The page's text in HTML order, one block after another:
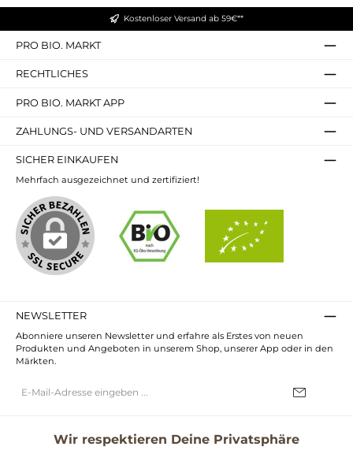
Kostenloser Versand ab 59€**
PRO BIO. MARKT
RECHTLICHES
PRO BIO. MARKT APP
ZAHLUNGS- UND VERSANDARTEN
SICHER EINKAUFEN
Mehrfach ausgezeichnet und zertifiziert!
NEWSLETTER
Abonniere unseren Newsletter und erfahre als Erstes von neuen
Produkten und Angeboten in unserem Shop, unserer App oder in den
Märkten.
Mail-
Wir respektieren Deine Privatsphäre